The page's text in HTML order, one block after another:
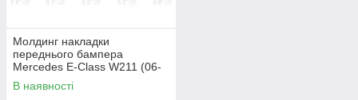
Молдинг накладки
переднього бампера
Mercedes E-Class W211 (06-
09) правий, хром (FPS)
2118852322
В наявності